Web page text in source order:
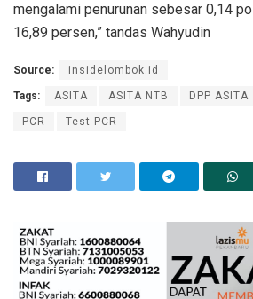
mengalami penurunan sebesar 0,14
16,89 persen,” tandas Wahyudin
Source: insidelombok.id
Tags: ASITA ASITA NTB DPP ASITA
PCR Test PCR